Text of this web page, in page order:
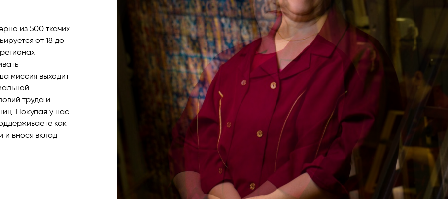
из 500 ткачих
от 18 до
миссия выходит
труда и
Покупая у нас
как
и внося вклад
для себя увлекательный мир ковроткачества вместе с Azerkhalcha —
на связи, чтобы быть в курсе последних обновлений и новостей о
проектах, сочетающих наследие и творчество.